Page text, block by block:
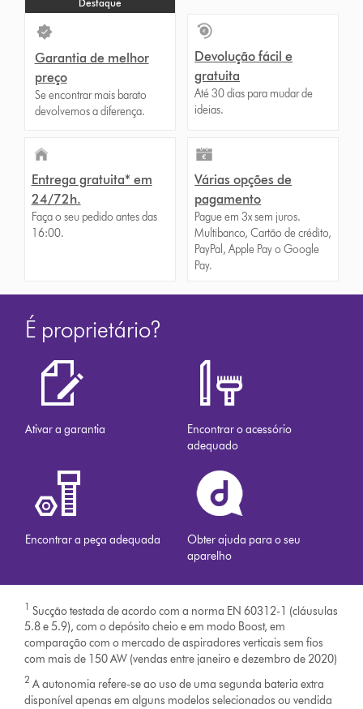
Destaque
Garantia de melhor
preço
Se encontrar mais barato
devolvemos a diferença.
Devolução fácil e
gratuita
Até 30 dias para mudar de
ideias.
Entrega gratuita* em
24/72h.
Faça o seu pedido antes das
16:00.
Várias opções de
pagamento
Pague em 3x sem juros.
Multibanco, Cartão de crédito,
PayPal, Apple Pay o Google
Pay.
É proprietário?
Ativar a garantia
Encontrar o acessório
adequado
Encontrar a peça adequada
Obter ajuda para o seu
aparelho
1 Sucção testada de acordo com a norma EN 60312-1 (cláusulas
5.8 e 5.9), com o depósito cheio e em modo Boost, em
comparação com o mercado de aspiradores verticais sem fios
com mais de 150 AW (vendas entre janeiro e dezembro de 2020)
2 A autonomia refere-se ao uso de uma segunda bateria extra
disponível apenas em alguns modelos selecionados ou vendida